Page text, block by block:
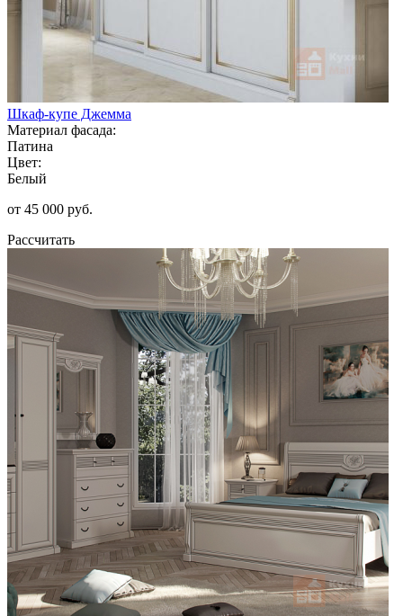
Шкаф-купе Джемма
Материал фасада:
Патина
Цвет:
Белый
от 45 000 руб.
Рассчитать